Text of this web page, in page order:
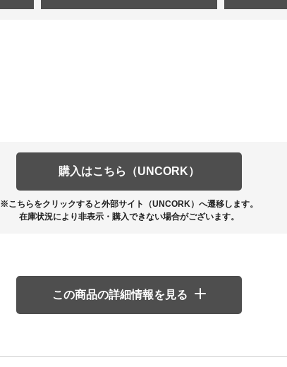
購入はこちら（UNCORK）
※こちらをクリックすると外部サイト（UNCORK）へ遷移します。
在庫状況により非表示・購入できない場合がございます。
この商品の詳細情報を見る